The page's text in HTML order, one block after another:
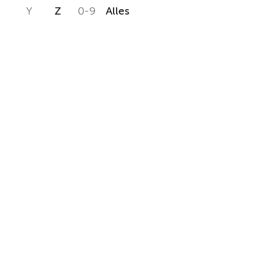
Y Z 0-9 Alles